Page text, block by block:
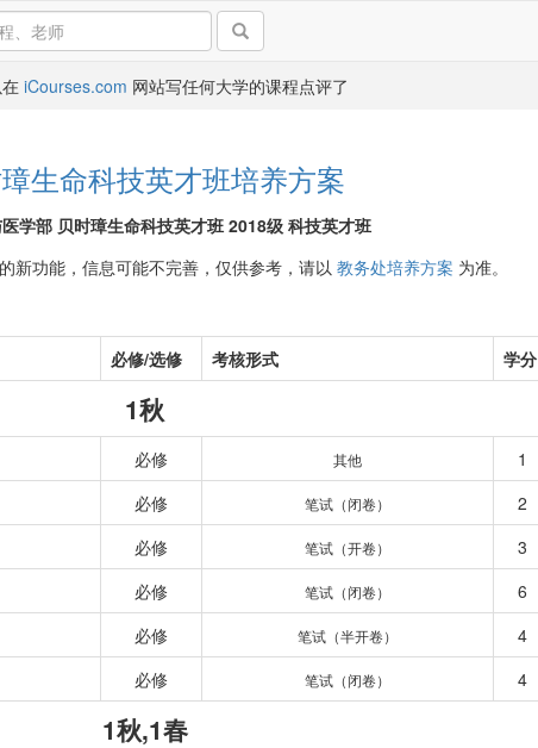
iCourses.com 网站写任何大学的课程点评了
生命科技英才班培养方案
学部 贝时璋生命科技英才班 2018级 科技英才班
新功能，信息可能不完善，仅供参考，请以 教务处培养方案 为准。
必修/选修 考核形式 学分
1秋
必修 其他 1
必修 笔试（闭卷） 2
必修 笔试（开卷） 3
必修 笔试（闭卷） 6
必修 笔试（半开卷） 4
必修 笔试（闭卷） 4
1秋,1春